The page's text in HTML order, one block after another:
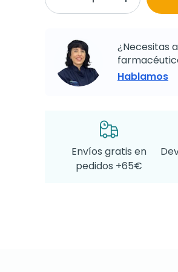
¿Necesitas
Hablamos
Envíos gratis en
pedidos +65€